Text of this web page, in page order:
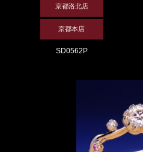
京都洛北店
京都本店
SD0562P